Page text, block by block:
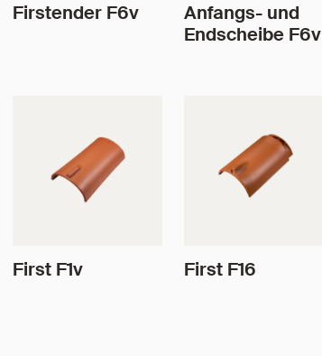
Firstender F6v
Anfangs- und
Endscheibe F6v
First F1v First F16